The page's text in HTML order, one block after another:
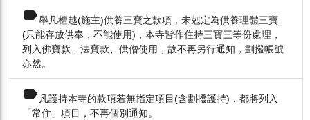
label舉凡檀越(施主)供養三寶之款項，未剋定為供養理體三寶
(只能存放供奉，不能使用)，本寺皆作住持三寶三等份處理，
列入佛寶款、法寶款、供僧使用，故不再另行通知，劃撥帳號
亦然。
label 凡護持本寺的款項若無指定項目(含劃撥護持)，都將列入
「常住」項目，不再個別通知。